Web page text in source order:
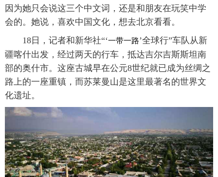
因为她只会说这三个中文词，还是和朋友在玩笑中学
会的。她说，喜欢中国文化，想去北京看看。
18日，记者和新华社“‘一带一路’全球行”车队从新
疆喀什出发，经过两天的行车，抵达吉尔吉斯斯坦南
部的奥什市。这座古城早在公元8世纪就已成为丝绸之
路上的一座重镇，而苏莱曼山是这里最著名的世界文
化遗址。